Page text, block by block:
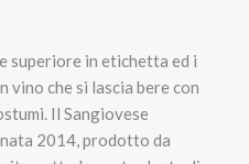
superiore in etichetta ed i
vino che si lascia bere con
Il Sangiovese
2014, prodotto da